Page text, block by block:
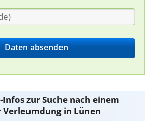
zur Suche nach einem
in Lünen